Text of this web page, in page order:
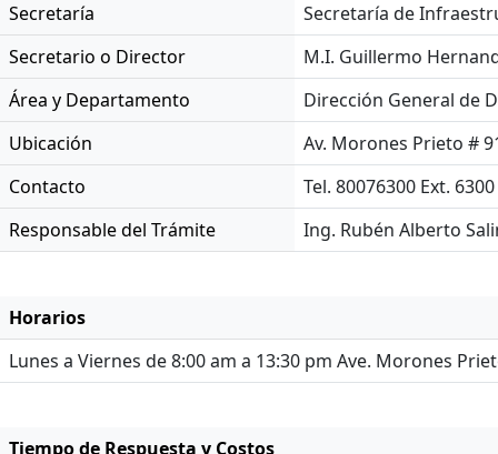
Secretaría
Secretaría de
Secretario o Director
M.I. Guillermo
Área y Departamento
Dirección General de
Ubicación
Av. Morones Prieto #
Contacto
Tel. 80076300 Ext. 6300
Responsable del Trámite
Ing. Rubén Alberto
Horarios
Lunes a Viernes de 8:00 am a 13:30 pm Ave. Morones
Tiempo de Respuesta y Costos